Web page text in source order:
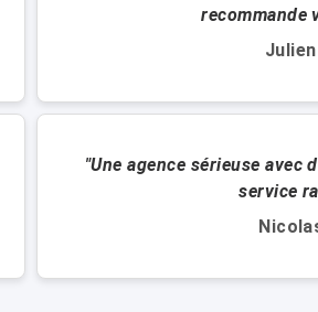
recommande
Julien
"Une agence sérieuse avec
service